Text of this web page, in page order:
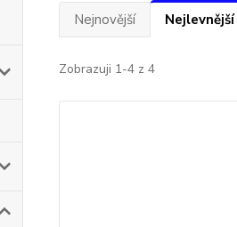
Nejnovější Nejlevnější
Zobrazuji 1-4 z 4